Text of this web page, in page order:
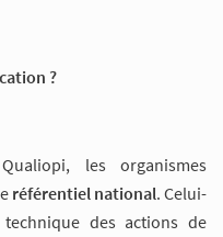
?
les organismes
référentiel national. Celui-
des actions de